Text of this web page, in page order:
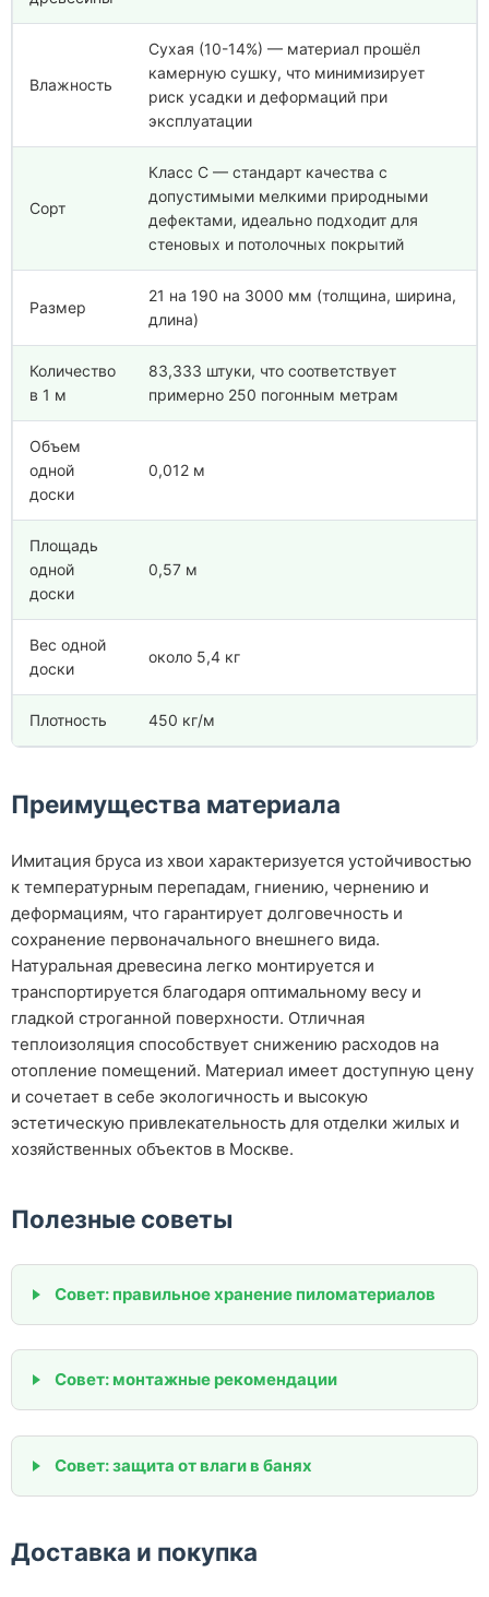
Влажность
Сухая (10-14%) — материал прошёл
камерную сушку, что минимизирует
риск усадки и деформаций при
эксплуатации
Сорт
Класс С — стандарт качества с
допустимыми мелкими природными
дефектами, идеально подходит для
стеновых и потолочных покрытий
Размер
21 на 190 на 3000 мм (толщина, ширина,
длина)
Количество
в 1 м
83,333 штуки, что соответствует
примерно 250 погонным метрам
Объем
одной
доски
0,012 м
Площадь
одной
доски
0,57 м
Вес одной
доски
около 5,4 кг
Плотность 450 кг/м
Преимущества материала
Имитация бруса из хвои характеризуется устойчивостью
к температурным перепадам, гниению, чернению и
деформациям, что гарантирует долговечность и
сохранение первоначального внешнего вида.
Натуральная древесина легко монтируется и
транспортируется благодаря оптимальному весу и
гладкой строганной поверхности. Отличная
теплоизоляция способствует снижению расходов на
отопление помещений. Материал имеет доступную цену
и сочетает в себе экологичность и высокую
эстетическую привлекательность для отделки жилых и
хозяйственных объектов в Москве.
Полезные советы
Совет: правильное хранение пиломатериалов
Совет: монтажные рекомендации
Совет: защита от влаги в банях
Доставка и покупка